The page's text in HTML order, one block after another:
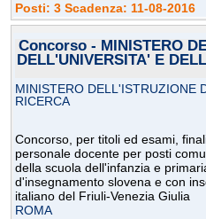
Posti: 3 Scadenza: 11-08-2016
Concorso - MINISTERO
DELL'UNIVERSITA' E
MINISTERO DELL'ISTRUZIONE
RICERCA
Concorso, per titoli ed esami,
personale docente per posti
della scuola dell'infanzia e
d'insegnamento slovena e con
italiano del Friuli-Venezia Giulia
ROMA